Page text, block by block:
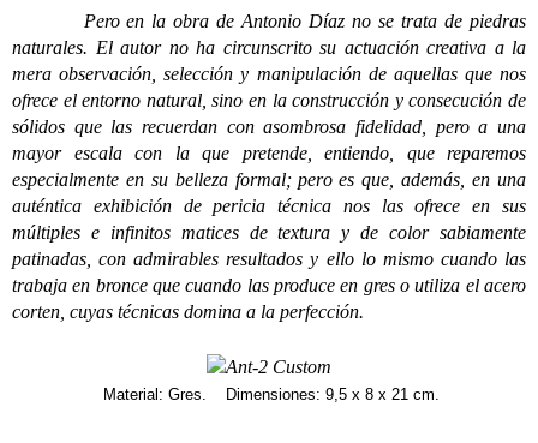
Pero en la obra de Antonio Díaz no se trata de piedras
naturales. El autor no ha circunscrito su actuación creativa a la
mera observación, selección y manipulación de aquellas que nos
ofrece el entorno natural, sino en la construcción y consecución de
sólidos que las recuerdan con asombrosa fidelidad, pero a una
mayor escala con la que pretende, entiendo, que reparemos
especialmente en su belleza formal; pero es que, además, en una
auténtica exhibición de pericia técnica nos las ofrece en sus
múltiples e infinitos matices de textura y de color sabiamente
patinadas, con admirables resultados y ello lo mismo cuando las
trabaja en bronce que cuando las produce en gres o utiliza el acero
corten, cuyas técnicas domina a la perfección.
Material: Gres. Dimensiones: 9,5 x 8 x 21 cm.